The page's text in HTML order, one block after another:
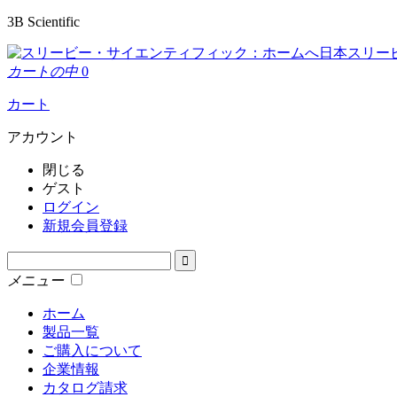
3B Scientific
日本スリー
カートの中 0
カート
アカウント
閉じる
ゲスト
ログイン
新規会員登録
メニュー
ホーム
製品一覧
ご購入について
企業情報
カタログ請求